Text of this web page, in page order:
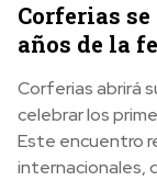
Corferias
años de la
Corferias abrirá
celebrar los
Este encuentro
internacionales,